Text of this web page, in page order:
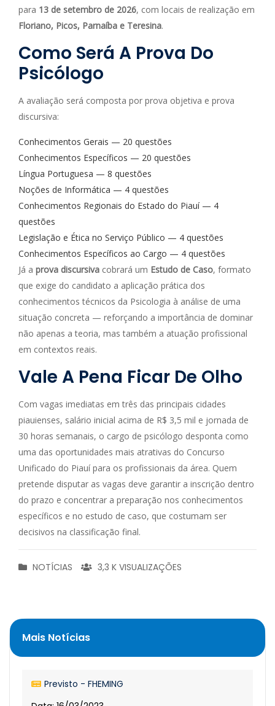
para 13 de setembro de 2026, com locais de realização em
Floriano, Picos, Parnaíba e Teresina.
Como Será A Prova Do
Psicólogo
A avaliação será composta por prova objetiva e prova
discursiva:
Conhecimentos Gerais — 20 questões
Conhecimentos Específicos — 20 questões
Língua Portuguesa — 8 questões
Noções de Informática — 4 questões
Conhecimentos Regionais do Estado do Piauí — 4
questões
Legislação e Ética no Serviço Público — 4 questões
Conhecimentos Específicos ao Cargo — 4 questões
Já a prova discursiva cobrará um Estudo de Caso, formato
que exige do candidato a aplicação prática dos
conhecimentos técnicos da Psicologia à análise de uma
situação concreta — reforçando a importância de dominar
não apenas a teoria, mas também a atuação profissional
em contextos reais.
Vale A Pena Ficar De Olho
Com vagas imediatas em três das principais cidades
piauienses, salário inicial acima de R$ 3,5 mil e jornada de
30 horas semanais, o cargo de psicólogo desponta como
uma das oportunidades mais atrativas do Concurso
Unificado do Piauí para os profissionais da área. Quem
pretende disputar as vagas deve garantir a inscrição dentro
do prazo e concentrar a preparação nos conhecimentos
específicos e no estudo de caso, que costumam ser
decisivos na classificação final.
NOTÍCIAS 3,3 K VISUALIZAÇÕES
Mais Notícias
Previsto - FHEMING